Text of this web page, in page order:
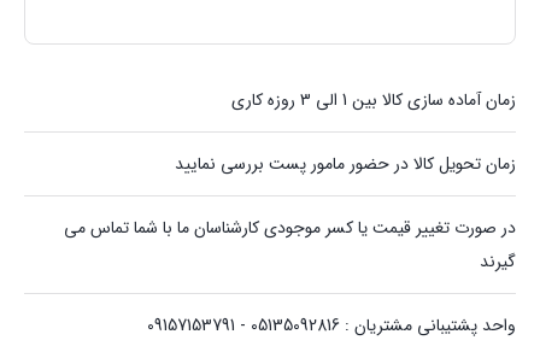
زمان آماده سازی کالا بین 1 الی 3 روزه کاری
زمان تحویل کالا در حضور مامور پست بررسی نمایید
در صورت تغییر قیمت یا کسر موجودی کارشناسان ما با شما تماس می
گیرند
واحد پشتیبانی مشتریان : 05135092816 - 09157153791